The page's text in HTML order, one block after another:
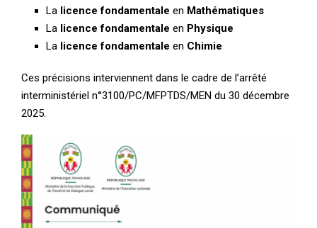
La licence fondamentale en Mathématiques
La licence fondamentale en Physique
La licence fondamentale en Chimie
Ces précisions interviennent dans le cadre de l’arrêté
interministériel n°3100/PC/MFPTDS/MEN du 30 décembre
2025.